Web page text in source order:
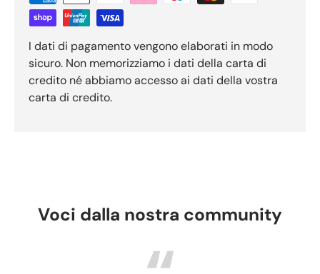
I dati di pagamento vengono elaborati in modo
sicuro. Non memorizziamo i dati della carta di
credito né abbiamo accesso ai dati della vostra
carta di credito.
Voci dalla nostra community